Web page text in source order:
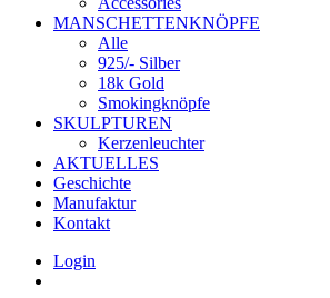
MANSCHETTENKNÖPFE
Alle
925/- Silber
18k Gold
Smokingknöpfe
SKULPTUREN
Kerzenleuchter
AKTUELLES
Geschichte
Manufaktur
Kontakt
Login